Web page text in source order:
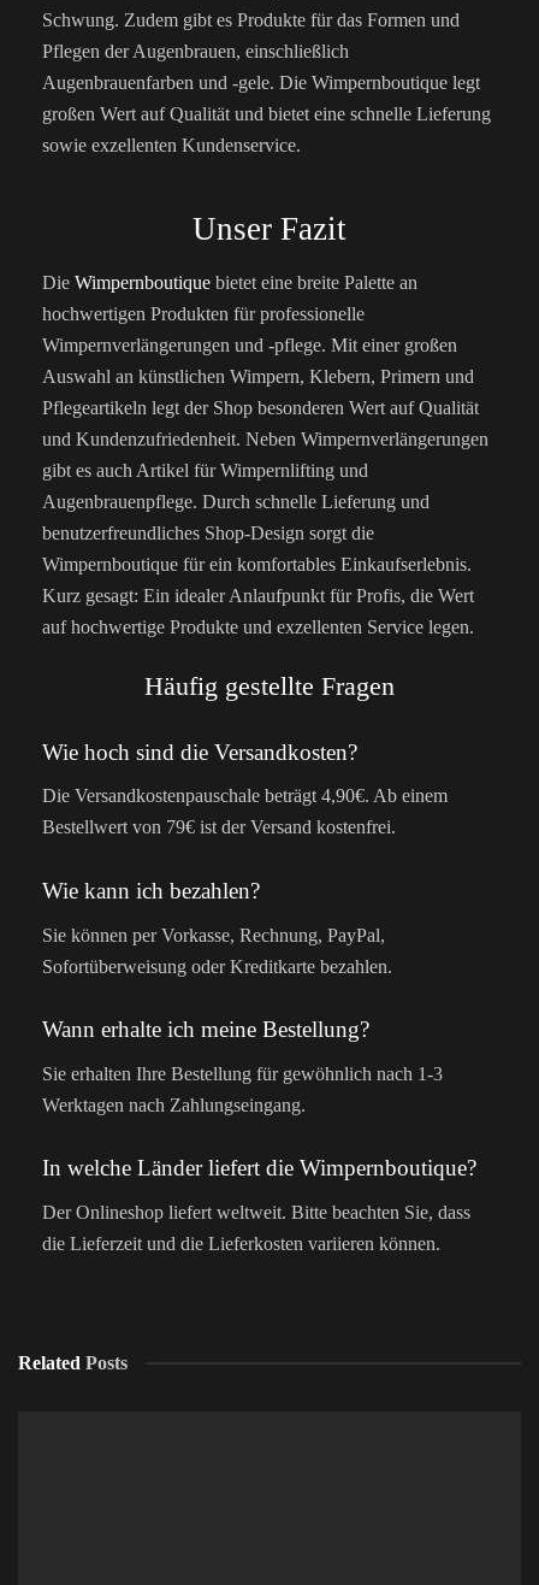
Schwung. Zudem gibt es Produkte für das Formen und
Pflegen der Augenbrauen, einschließlich
Augenbrauenfarben und -gele. Die Wimpernboutique legt
großen Wert auf Qualität und bietet eine schnelle Lieferung
sowie exzellenten Kundenservice.
Unser Fazit
Die Wimpernboutique bietet eine breite Palette an
hochwertigen Produkten für professionelle
Wimpernverlängerungen und -pflege. Mit einer großen
Auswahl an künstlichen Wimpern, Klebern, Primern und
Pflegeartikeln legt der Shop besonderen Wert auf Qualität
und Kundenzufriedenheit. Neben Wimpernverlängerungen
gibt es auch Artikel für Wimpernlifting und
Augenbrauenpflege. Durch schnelle Lieferung und
benutzerfreundliches Shop-Design sorgt die
Wimpernboutique für ein komfortables Einkaufserlebnis.
Kurz gesagt: Ein idealer Anlaufpunkt für Profis, die Wert
auf hochwertige Produkte und exzellenten Service legen.
Häufig gestellte Fragen
Wie hoch sind die Versandkosten?
Die Versandkostenpauschale beträgt 4,90€. Ab einem
Bestellwert von 79€ ist der Versand kostenfrei.
Wie kann ich bezahlen?
Sie können per Vorkasse, Rechnung, PayPal,
Sofortüberweisung oder Kreditkarte bezahlen.
Wann erhalte ich meine Bestellung?
Sie erhalten Ihre Bestellung für gewöhnlich nach 1-3
Werktagen nach Zahlungseingang.
In welche Länder liefert die Wimpernboutique?
Der Onlineshop liefert weltweit. Bitte beachten Sie, dass
die Lieferzeit und die Lieferkosten variieren können.
Related Posts